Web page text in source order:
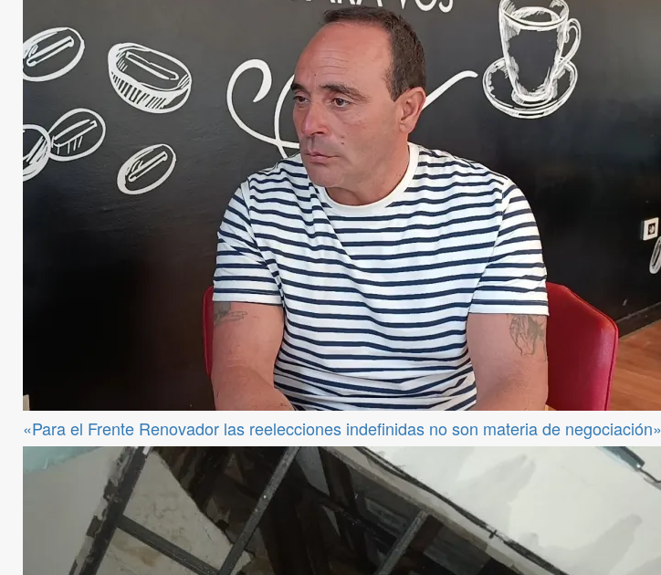
«Para el Frente Renovador las reelecciones indefinidas no son materia de negociación»